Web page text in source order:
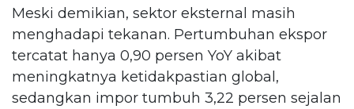
Meski demikian, sektor eksternal masih
menghadapi tekanan. Pertumbuhan ekspor
tercatat hanya 0,90 persen YoY akibat
meningkatnya ketidakpastian global,
sedangkan impor tumbuh 3,22 persen sejalan